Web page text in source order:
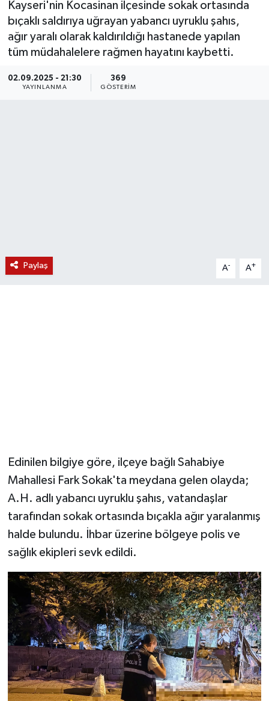
Kayseri'nin Kocasinan ilçesinde sokak ortasında
bıçaklı saldırıya uğrayan yabancı uyruklu şahıs,
ağır yaralı olarak kaldırıldığı hastanede yapılan
tüm müdahalelere rağmen hayatını kaybetti.
02.09.2025 - 21:30
YAYINLANMA
369
GÖSTERIM
Paylaş A- A+
Edinilen bilgiye göre, ilçeye bağlı Sahabiye
Mahallesi Fark Sokak'ta meydana gelen olayda;
A.H. adlı yabancı uyruklu şahıs, vatandaşlar
tarafından sokak ortasında bıçakla ağır yaralanmış
halde bulundu. İhbar üzerine bölgeye polis ve
sağlık ekipleri sevk edildi.
KÜLTÜR SANAT
YAŞAM
LIFE
SARIGÖL
SARUHANLI
SELENDİ
SOMA
KÖPRÜBAŞI
KULA
SALİHLİ
TURGUTLU
EKONOMİ
EĞİTİM
KÜLTÜR SANAT
MANİSA'NIN YÖRESEL LEZZETLERİ